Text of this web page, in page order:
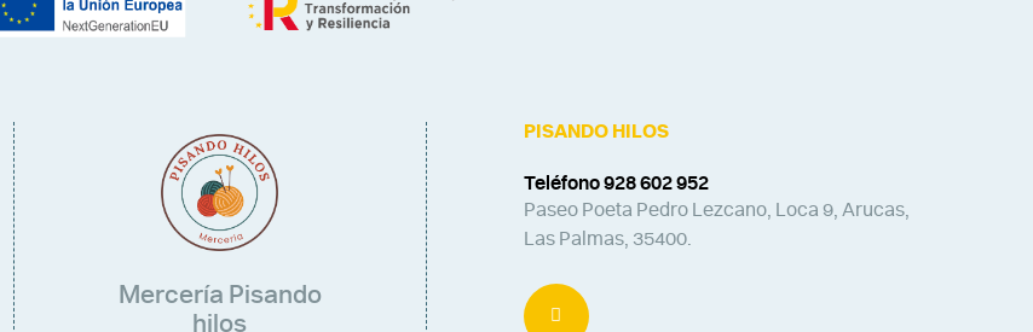
Mercería Pisando
hilos
PISANDO HILOS
Teléfono 928 602 952
Paseo Poeta Pedro Lezcano, Loca 9, Arucas,
Las Palmas, 35400.